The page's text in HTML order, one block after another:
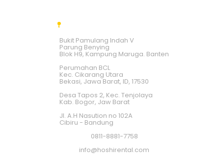
Bukit Pamulang Indah V
Parung Benying
Blok H9, Kampung Maruga. Banten
Perumahan BCL
Kec. Cikarang Utara
Bekasi, Jawa Barat, ID, 17530
Desa Tapos 2, Kec. Tenjolaya
Kab. Bogor, Jaw Barat
Jl. A.H Nasution no 102A
Cibiru - Bandung
0811-8881-7758
info@hoshirental.com